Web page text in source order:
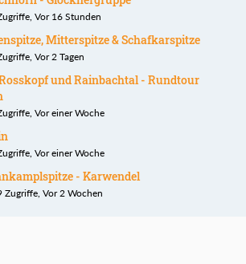
Vor 16 Stunden
Mitterspitze & Schafkarspitze
Vor 2 Tagen
und Rainbachtal - Rundtour
Vor einer Woche
Vor einer Woche
- Karwendel
Vor 2 Wochen